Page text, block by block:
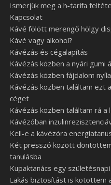
Ismerjük meg a h-tarifa
Kapcsolat
Kávé fölött merengő hölgy
Kávé vagy alkohol?
Kávézás és cégalapítás
Kávézás közben a nyári gumi
Kávézás közben fájdalom
Kávézás közben találtam ezt
céget
Kávézás közben találtam rá
Kávézóban
Kell-e a kávézóra
Két presszó között
tanulásba
Kupaktanács egy
Lakás biztosítást is kötöttem